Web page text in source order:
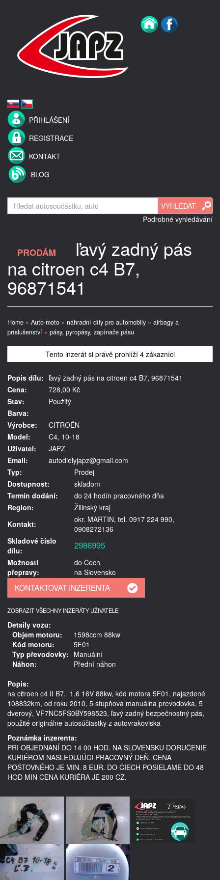
PŘIHLÁŠENÍ
REGISTRACE
KONTAKT
BLOG
Podrobné vyhledávání
PRODÁM ľavý zadný pás
na citroen c4 B7,
96871541
Home » Auto-moto » náhradní díly pro automobily » airbagy a
príslušenství » pásy, pyropásy, zapínače pásu
Tento inzerát si právě prohlíží 4 zákazníci
Popis dílu: ľavý zadný pás na citroen c4 B7, 96871541
Cena:
728,00 Kč
Stav:
Použitý
Barva:
Výrobce:
CITROËN
Model:
C4, 10-18
Uživatel:
JAPZ
Email:
autodielyjapz@gmail.com
Typ:
Prodej
Dostupnost:
skladom
Termín dodání:
do 24 hodín pracovného dňa
Region:
Žilinský kraj
Kontakt:
okr. MARTIN, tel. 0917 224 990,
0908272136
Skladové číslo
dílu:
2986995
Možnosti
přepravy:
do Čech
na Slovensko
ZOBRAZIT VŠECHNY INZERÁTY UŽIVATELE
Detaily vozu:
Objem motoru:
1598ccm 88kw
Kód motoru:
5F01
Typ převodovky: Manuální
Náhon:
Přední náhon
Popis:
na citroen c4 II B7,  1,6 16V 88kw, kód motora 5F01, najazdené
108832km, od roku 2010, 5 stupňová manuálna prevodovka, 5
dverový, VF7NC5FS0BY598523, ľavý zadný bezpečnostný pás,
Poznámka inzerenta:
PRI OBJEDNANÍ DO 14 00 HOD. NA SLOVENSKU DORUČENIE
KURIÉROM NASLEDUJÚCI PRACOVNÝ DEŇ. CENA
POŠTOVNÉHO JE MIN. 8 EUR. DO ČIECH POSIELAME DO 48
HOD MIN CENA KURIÉRA JE 200 CZ.